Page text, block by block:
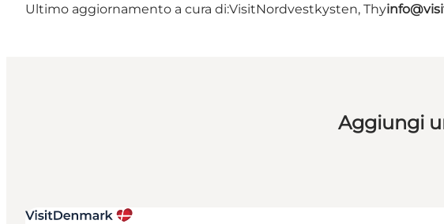
Ultimo aggiornamento a cura di:VisitNordvestkysten, Thy
Aggiungi